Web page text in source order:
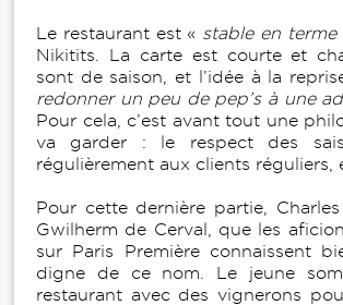
Le restaurant est « stable en terme
Nikitits. La carte est courte et
sont de saison, et l’idée à la
redonner un peu de pep’s à une
Pour cela, c’est avant tout une
va garder : le respect des
régulièrement aux clients
Pour cette dernière partie,
Gwilherm de Cerval, que les
sur Paris Première connaissent
digne de ce nom. Le jeune
restaurant avec des vignerons